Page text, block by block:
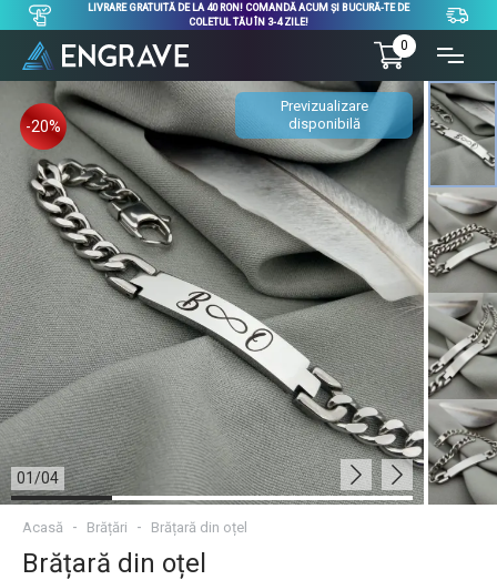
LIVRARE GRATUITĂ DE LA 40 RON! COMANDĂ ACUM ȘI BUCURĂ-TE DE
COLETUL TĂU ÎN 3-4 ZILE!
0
Previzualizare
disponibilă
-20%
01 /04
Acasă Brățări Brățară din oțel
Brățară din oțel